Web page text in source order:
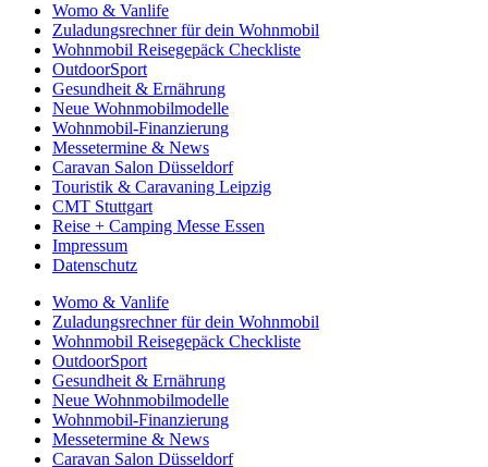
Womo & Vanlife
Zuladungsrechner für dein Wohnmobil
Wohnmobil Reisegepäck Checkliste
OutdoorSport
Gesundheit & Ernährung
Neue Wohnmobilmodelle
Wohnmobil-Finanzierung
Messetermine & News
Caravan Salon Düsseldorf
Touristik & Caravaning Leipzig
CMT Stuttgart
Reise + Camping Messe Essen
Impressum
Datenschutz
Womo & Vanlife
Zuladungsrechner für dein Wohnmobil
Wohnmobil Reisegepäck Checkliste
OutdoorSport
Gesundheit & Ernährung
Neue Wohnmobilmodelle
Wohnmobil-Finanzierung
Messetermine & News
Caravan Salon Düsseldorf